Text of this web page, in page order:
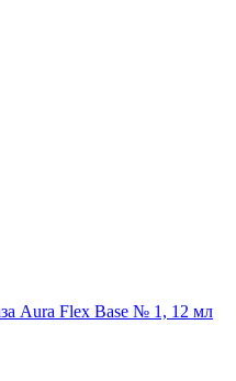
Aura Flex Base № 1, 12 мл